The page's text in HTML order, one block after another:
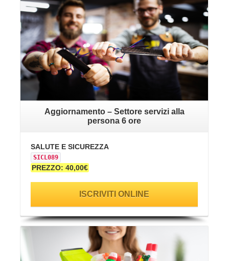
VAI ALLA SCHEDA
Aggiornamento – Settore servizi alla
persona 6 ore
SALUTE E SICUREZZA
SICL089
PREZZO: 40,00€
ISCRIVITI ONLINE
VAI ALLA SCHEDA